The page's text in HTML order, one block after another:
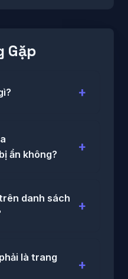
Gặp
ẩn không?
danh sách
là trang